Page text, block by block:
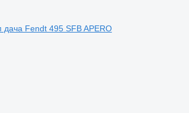
дача Fendt 495 SFB APERO